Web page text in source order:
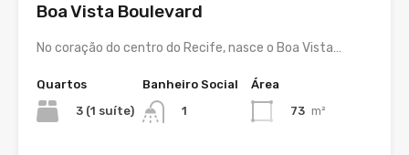
Boa Vista Boulevard
No coração do centro do Recife, nasce o Boa Vista…
Quartos
3 (1 suíte)
Banheiro Social
1
Área
73 m²